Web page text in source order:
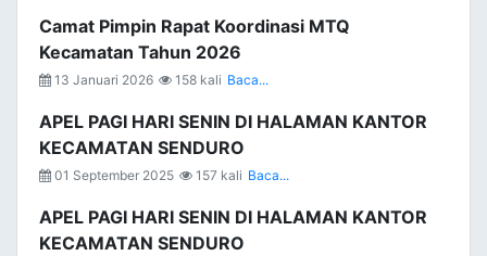
Camat Pimpin Rapat Koordinasi MTQ
Kecamatan Tahun 2026
13 Januari 2026 158 kali Baca...
APEL PAGI HARI SENIN DI HALAMAN KANTOR
KECAMATAN SENDURO
01 September 2025 157 kali Baca...
APEL PAGI HARI SENIN DI HALAMAN KANTOR
KECAMATAN SENDURO